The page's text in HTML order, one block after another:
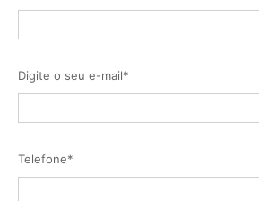
Digite o seu e-mail*
Telefone*